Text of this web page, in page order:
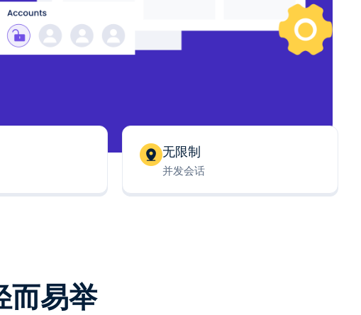
无限制
并发会话
而易举